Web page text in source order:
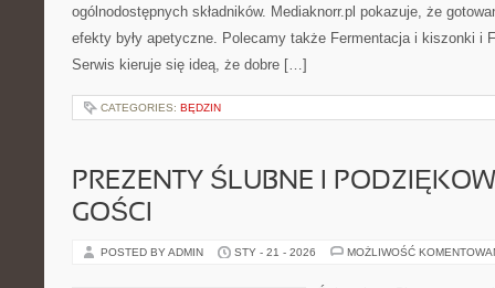
ogólnodostępnych składników. Mediaknorr.pl pokazuje, że
efekty były apetyczne. Polecamy także Fermentacja i kiszonki i
Serwis kieruje się ideą, że dobre […]
CATEGORIES: BĘDZIN
PREZENTY ŚLUBNE I
GOŚCI
POSTED BY ADMIN STY - 21 - 2026 MOŻLIWOŚĆ